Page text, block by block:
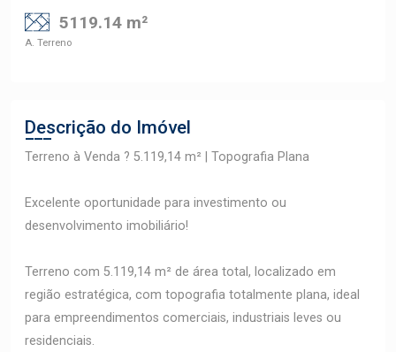
5119.14 m²
A. Terreno
Descrição do Imóvel
Terreno à Venda ? 5.119,14 m² | Topografia Plana
Excelente oportunidade para investimento ou
desenvolvimento imobiliário!
Terreno com 5.119,14 m² de área total, localizado em
região estratégica, com topografia totalmente plana, ideal
para empreendimentos comerciais, industriais leves ou
residenciais.